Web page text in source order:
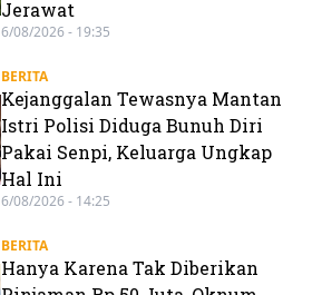
Jerawat
6/08/2026 - 19:35
BERITA
Kejanggalan Tewasnya Mantan
Istri Polisi Diduga Bunuh Diri
Pakai Senpi, Keluarga Ungkap
Hal Ini
6/08/2026 - 14:25
BERITA
Hanya Karena Tak Diberikan